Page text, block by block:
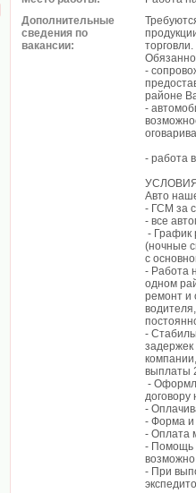
Дополнительные
сведения по
вакансии:
торговли.
-
районе
-
- работа
Авто
- ГСМ за
- все
- График
(ночные
с
- Работа
одном
ремонт и
-
задержек
выплаты
-
-
- Форма и
- Оплата
- Помощь
- При